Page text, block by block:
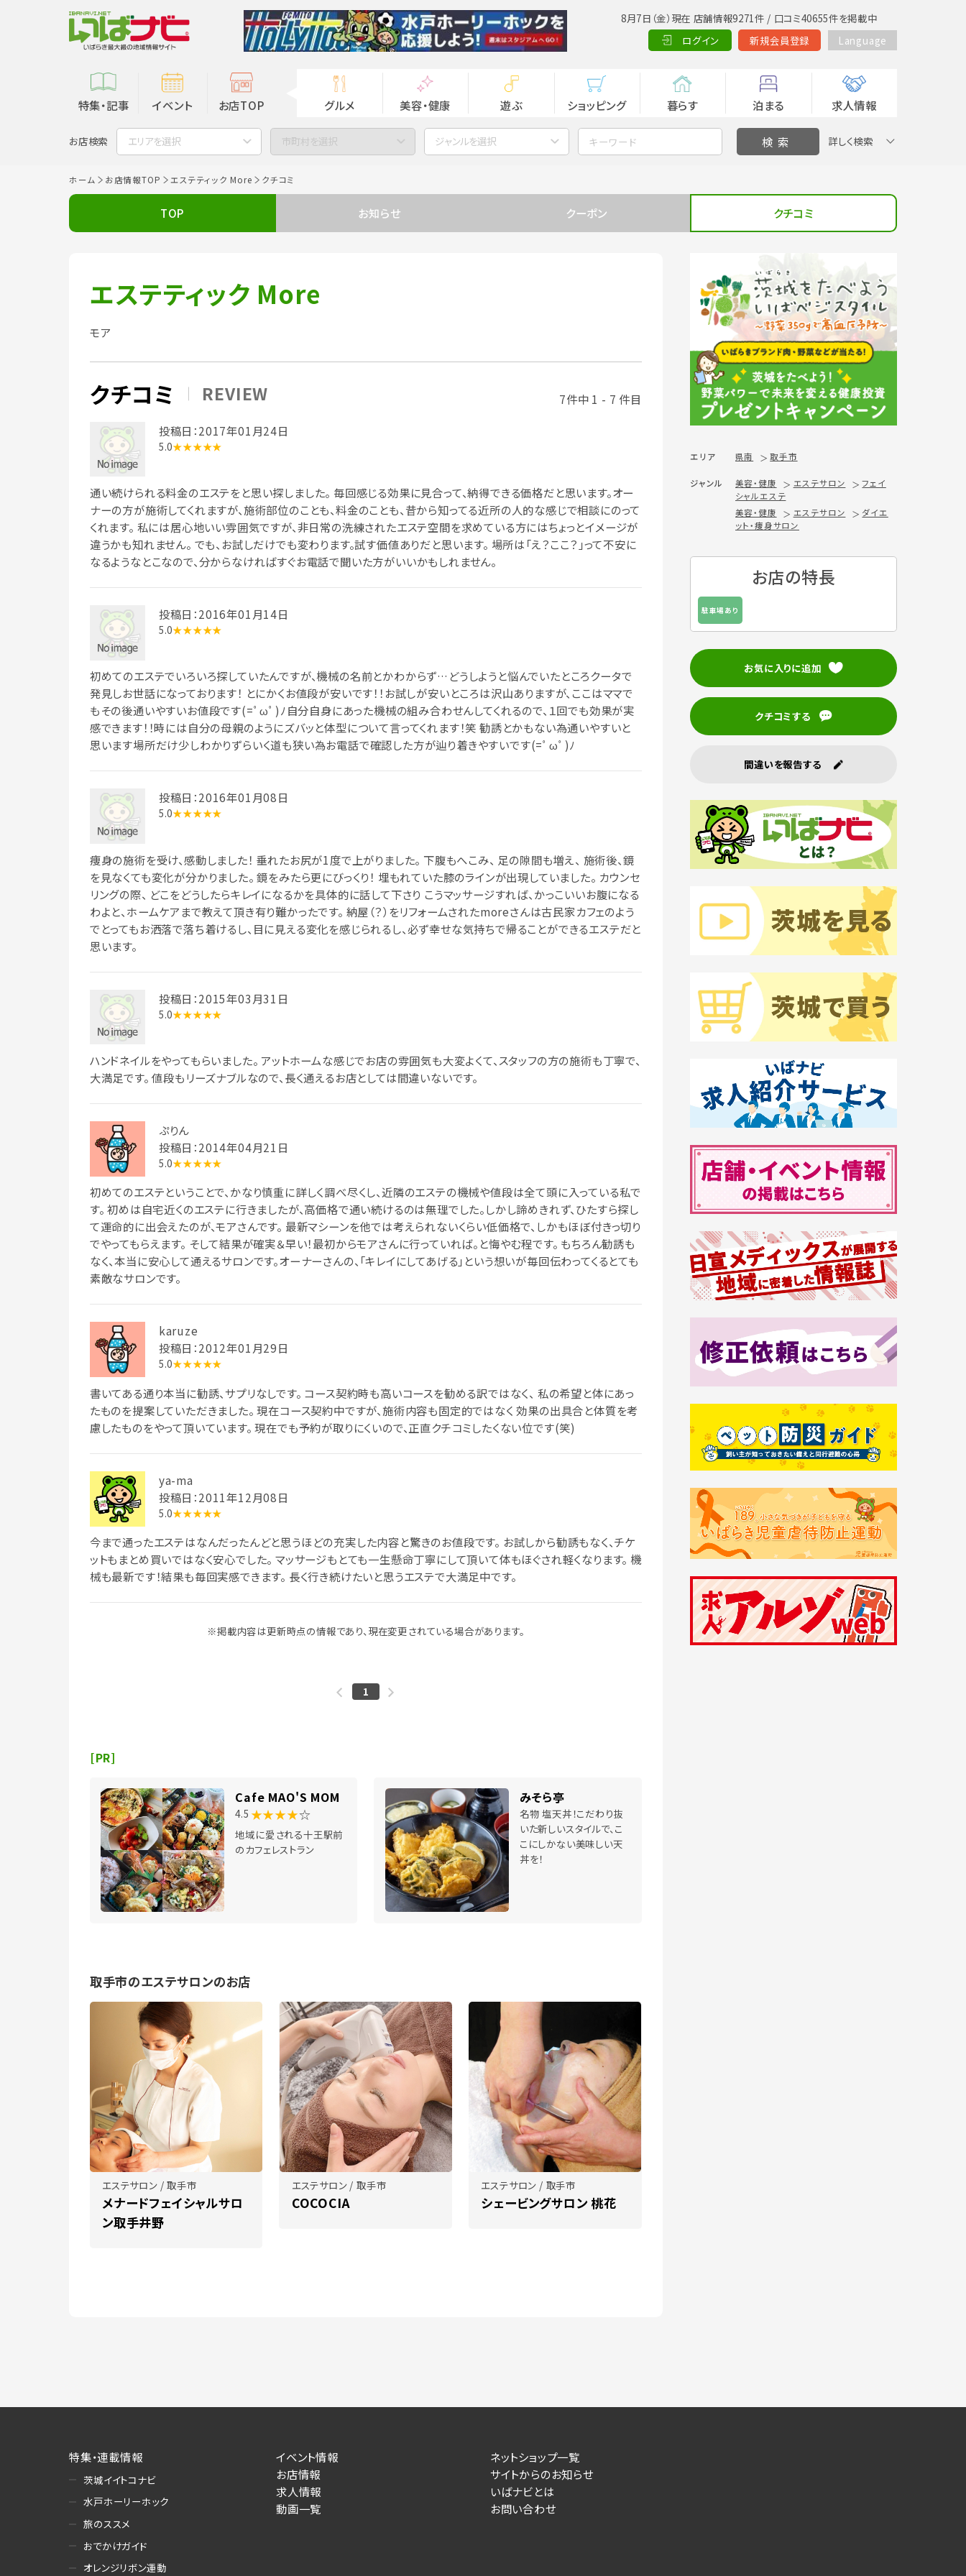
8月7日（金）現在 店舗情報9271件 / 口コミ40655件を掲載中
ログイン
新規会員登録 Language
特集・記事 イベント お店TOP グルメ 美容・健康 遊ぶ ショッピング 暮らす 泊まる 求人情報
お店検索 エリアを選択 市町村を選択 ジャンルを選択 詳しく検索
ホーム お店情報TOP エステティック More クチコミ
TOP お知らせ クーポン クチコミ
エステティック More
モア
クチコミ REVIEW
7件中 1 - 7 件目
投稿日：2017年01月24日
5.0★★★★★
通い続けられる料金のエステをと思い探しました。 毎回感じる効果に見合って、納得できる価格だと思います。オー
ナーの方が施術してくれますが、施術部位のことも、料金のことも、昔から知ってる近所の人的な感じで相談にのって
くれます。 私には居心地いい雰囲気ですが、非日常の洗練されたエステ空間を求めている方にはちょっとイメージが
違うかも知れません。 でも、お試しだけでも変わります。試す価値ありだと思います。 場所は「え？ここ？」って不安に
なるようなとこなので、分からなければすぐお電話で聞いた方がいいかもしれません。
投稿日：2016年01月14日
5.0★★★★★
初めてのエステでいろいろ探していたんですが、機械の名前とかわからず…どうしようと悩んでいたところクータで
発見しお世話になっております！ とにかくお値段が安いです！！お試しが安いところは沢山ありますが、ここはママで
もその後通いやすいお値段です(=ﾟωﾟ)ﾉ自分自身にあった機械の組み合わせんしてくれるので、１回でも効果が実
感できます！！時には自分の母親のようにズバッと体型について言ってくれます！笑 勧誘とかもない為通いやすいと
思います場所だけ少しわかりずらいく道も狭い為お電話で確認した方が辿り着きやすいです(=ﾟωﾟ)ﾉ
投稿日：2016年01月08日
5.0★★★★★
痩身の施術を受け、感動しました！ 垂れたお尻が1度で上がりました。 下腹もへこみ、 足の隙間も増え、 施術後、鏡
を見なくても変化が分かりました。 鏡をみたら更にびっくり！ 埋もれていた膝のラインが出現していました。 カウンセ
リングの際、 どこをどうしたらキレイになるかを具体的に話して下さり こうマッサージすれば、かっこいいお腹になる
わよと、ホームケアまで教えて頂き有り難かったです。 納屋（？）をリフォームされたmoreさんは古民家カフェのよう
でとってもお洒落で落ち着けるし、目に見える変化を感じられるし、必ず幸せな気持ちで帰ることができるエステだと
思います。
投稿日：2015年03月31日
5.0★★★★★
ハンドネイルをやってもらいました。 アットホームな感じでお店の雰囲気も大変よくて、スタッフの方の施術も丁寧で、
大満足です。 値段もリーズナブルなので、長く通えるお店としては間違いないです。
ぷりん
投稿日：2014年04月21日
5.0★★★★★
初めてのエステということで、かなり慎重に詳しく調べ尽くし、近隣のエステの機械や値段は全て頭に入っている私で
す。 初めは自宅近くのエステに行きましたが、高価格で通い続けるのは無理でした。しかし諦めきれず、ひたすら探し
て運命的に出会えたのが、モアさんです。 最新マシーンを他では考えられないくらい低価格で、しかもほぼ付きっ切り
でやってもらえます。 そして結果が確実＆早い！最初からモアさんに行っていれば。と悔やむ程です。 もちろん勧誘も
なく、本当に安心して通えるサロンです。オーナーさんの、「キレイにしてあげる」という想いが毎回伝わってくるとても
素敵なサロンです。
karuze
投稿日：2012年01月29日
5.0★★★★★
書いてある通り本当に勧誘、サプリなしです。 コース契約時も高いコースを勧める訳ではなく、 私の希望と体にあっ
たものを提案していただきました。 現在コース契約中ですが、施術内容も固定的ではなく 効果の出具合と体質を考
慮したものをやって頂いています。 現在でも予約が取りにくいので、正直クチコミしたくない位です(笑)
ya-ma
投稿日：2011年12月08日
5.0★★★★★
今まで通ったエステはなんだったんどと思うほどの充実した内容と驚きのお値段です。 お試しから勧誘もなく、チケ
ットもまとめ買いではなく安心でした。 マッサージもとても一生懸命丁寧にして頂いて体もほぐされ軽くなります。 機
械も最新です！結果も毎回実感できます。 長く行き続けたいと思うエステで大満足中です。
※掲載内容は更新時点の情報であり、現在変更されている場合があります。
1
[PR]
Cafe MAO'S MOM
4.5 ★★★★☆
地域に愛される十王駅前
のカフェレストラン
みそら亭
名物 塩天丼！こだわり抜
いた新しいスタイルで、こ
こにしかない美味しい天
丼を！
取手市のエステサロンのお店
エステサロン / 取手市
メナードフェイシャルサロ
ン取手井野
エステサロン / 取手市
COCOCIA
エステサロン / 取手市
シェービングサロン 桃花
エリア 県南 取手市
ジャンル 美容・健康 エステサロン
フェイ
シャルエステ
美容・健康
エステサロン
ダイエ
ット・痩身サロン
お店の特長
駐車場あり
お気に入りに追加
クチコミする
間違いを報告する
特集・連載情報
茨城イイトコナビ
水戸ホーリーホック
旅のススメ
おでかけガイド
オレンジリボン運動
イベント情報
お店情報
求人情報
動画一覧
ネットショップ一覧
サイトからのお知らせ
いばナビとは
お問い合わせ